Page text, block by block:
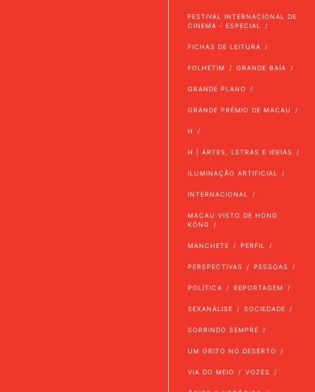
FESTIVAL INTERNACIONAL DE
CINEMA - ESPECIAL
FICHAS DE LEITURA
FOLHETIM GRANDE BAÍA
GRANDE PLANO
GRANDE PRÉMIO DE MACAU
H
H | ARTES, LETRAS E IDEIAS
ILUMINAÇÃO ARTIFICIAL
INTERNACIONAL
MACAU VISTO DE HONG
KONG
MANCHETE PERFIL
PERSPECTIVAS PESSOAS
POLÍTICA REPORTAGEM
SEXANÁLISE SOCIEDADE
SORRINDO SEMPRE
UM GRITO NO DESERTO
VIA DO MEIO VOZES